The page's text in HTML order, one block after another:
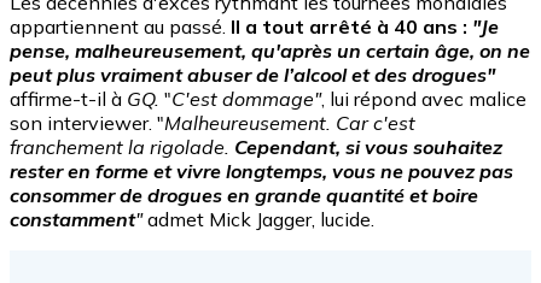
appartiennent au passé. Il a tout arrêté à 40 ans : "Je
pense, malheureusement, qu'après un certain âge, on ne
peut plus vraiment abuser de l’alcool et des drogues"
affirme-t-il à GQ. "C'est dommage", lui répond avec malice
son interviewer. "Malheureusement. Car c'est
franchement la rigolade. Cependant, si vous souhaitez
rester en forme et vivre longtemps, vous ne pouvez pas
consommer de drogues en grande quantité et boire
constamment"admet Mick Jagger, lucide.